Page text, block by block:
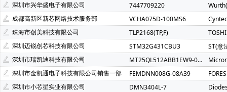
MPS(美国芯源)(2)
MCC(美微科)(2)
Nvidia(英伟达)(2)
Nexperia(安世)(2)
RUIMENG(瑞盟)(2)
Firstohm(台湾
SCT(芯洲科技)(2)
AzureWave(海华)(1)
ALPS(阿尔卑斯
Bourns(伯恩斯)(1)
COSMO(冠西)(1)
Chilisin(奇力新)(1)
FM(复旦微)(1)
FTDI(飞特帝亚)(1)
Freescale(飞思卡尔
MSTAR(晨星)(1)
Natlinear(南麟)(1)
PUI Audio(1)
深圳市兴华盛电子有限公司
7447709220
成都高新区新芯网络技术服务部
VCHA075D-100MS6
珠海市创美科技有限公司
TLP2168(TP,F)
深圳迈锐创芯科技有限公司
STM32G431CBU3
ST(意
深圳市瑞凯迪科技有限公司
MT25QL512ABB1EW9-0SIT
深圳市金凯通电子科技有限公司销售一部
FEMDNN008G-08A39
深圳市小芯星实业有限公司
DMN3404L-7